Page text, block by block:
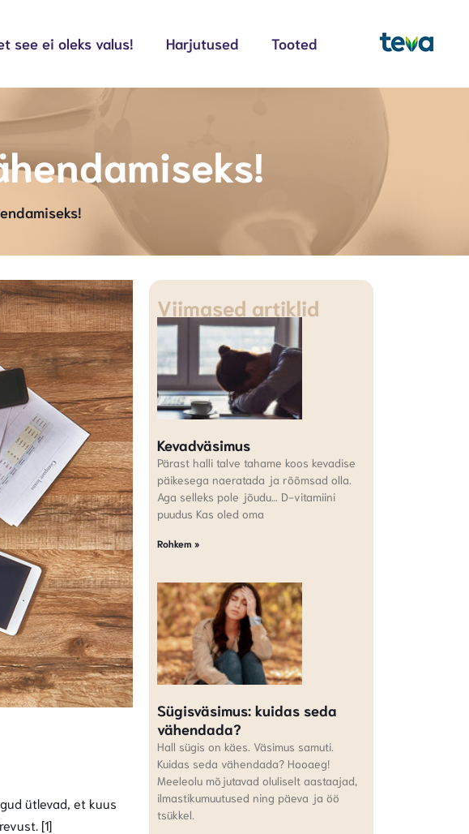
see ei oleks valus! Harjutused Tooted
ütlevad, et kuus
[1]
Viimased artiklid
Kevadväsimus
Pärast halli talve tahame koos kevadise
päikesega naeratada ja rõõmsad olla.
Aga selleks pole jõudu… D-vitamiini
puudus Kas oled oma
Rohkem »
Sügisväsimus: kuidas seda
vähendada?
Hall sügis on käes. Väsimus samuti.
Kuidas seda vähendada? Hooaeg!
Meeleolu mõjutavad oluliselt aastaajad,
ilmastikumuutused ning päeva ja öö
tsükkel.